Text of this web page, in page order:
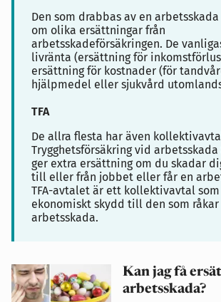
Den som drabbas av en
om olika ersättningar från
arbetsskadeförsäkringen. De
livränta (ersättning för
ersättning för kostnader (för
hjälpmedel eller sjukvård
TFA
De allra flesta har även
Trygghetsförsäkring vid arbetsskada
ger extra ersättning om du skadar
till eller från jobbet eller får en
TFA-avtalet är ett kollektivavtal som
ekonomiskt skydd till den som
arbetsskada.
Kan jag få
arbetsskada?